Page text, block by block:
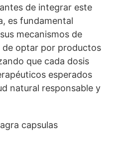
de integrar este
es fundamental
mecanismos de
optar por productos
que cada dosis
esperados
natural responsable y